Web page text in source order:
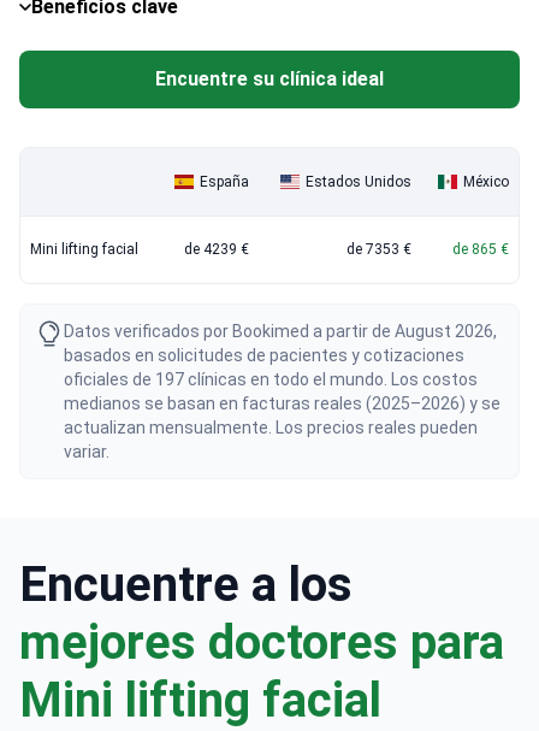
anestesia, una noche en la clínica, medicación postoperatoria y
transporte. México atrae a los turistas médicos para los
minilifting faciales debido a los menores costes laborales, las
como Tijuana y Cancún.
Beneficios clave
Encuentre su clínica ideal
España Estados Unidos México
Mini lifting facial de 4239 € de 7353 € de 865 €
Datos verificados por Bookimed a partir de August 2026,
basados en solicitudes de pacientes y cotizaciones
oficiales de 197 clínicas en todo el mundo. Los costos
medianos se basan en facturas reales (2025–2026) y se
actualizan mensualmente. Los precios reales pueden
variar.
Encuentre a los
mejores doctores para
Mini lifting facial